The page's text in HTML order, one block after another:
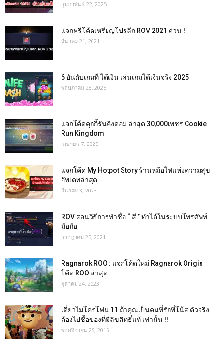
กุมภาพันธ์ 22, 2025
แจกฟรีโค้ดเหรียญโปรลีก ROV 2021 ด่วน !!
มีนาคม 21, 2021
6 อันดับเกมที่ ได้เงิน เล่นเกมได้เงินจริง 2025
พฤษภาคม 28, 2025
แจกโค้ดคุกกี้รันคิงดอม ล่าสุด 30,000เพชร Cookie
Run Kingdom
เมษายน 7, 2025
แจกโค้ด My Hotpot Story ร้านหม้อไฟแห่งความสุข
อัพเดทล่าสุด
มีนาคม 3, 2023
ROV สอนวิธีการทำชื่อ “ สี ” ทำได้ในระบบโทรศัพท์
มือถือ
กรกฎาคม 25, 2021
Ragnarok ROO : แจกโค้ดใหม่ Ragnarok Origin
โค้ด ROO ล่าสุด
ตุลาคม 24, 2023
เดี่ยวไมโครโฟน 11 ถ้าคุณเป็นคนที่รักพี่โน้ส ตัวจริง
ต้องไปชื้อของที่มีลิขสิทธิ์แท้ เท่านั้น !!
พฤศจิกายน 25, 2015